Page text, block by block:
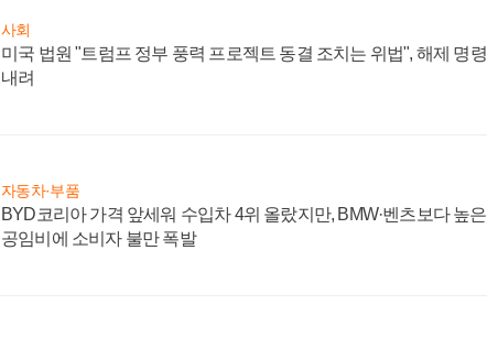
사회
미국 법원 "트럼프 정부 풍력 프로젝트 동결 조치는 위법", 해제 명령
내려
자동차·부품
BYD코리아 가격 앞세워 수입차 4위 올랐지만, BMW·벤츠보다 높은
공임비에 소비자 불만 폭발